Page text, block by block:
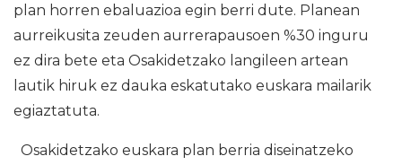
plan horren ebaluazioa egin berri dute. Planean
aurreikusita zeuden aurrerapausoen %30 inguru
ez dira bete eta Osakidetzako langileen artean
lautik hiruk ez dauka eskatutako euskara mailarik
egiaztatuta.
Osakidetzako euskara plan berria diseinatzeko